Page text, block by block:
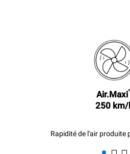
d'une utilisation quotidienne du
four (300 jours/an) :
8 demi-charges de
des
Air.Maxi
250 km/
Rapidité de l'air produite